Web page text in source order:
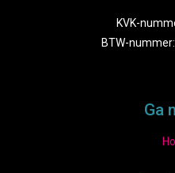
KVK-
BTW-
Ga